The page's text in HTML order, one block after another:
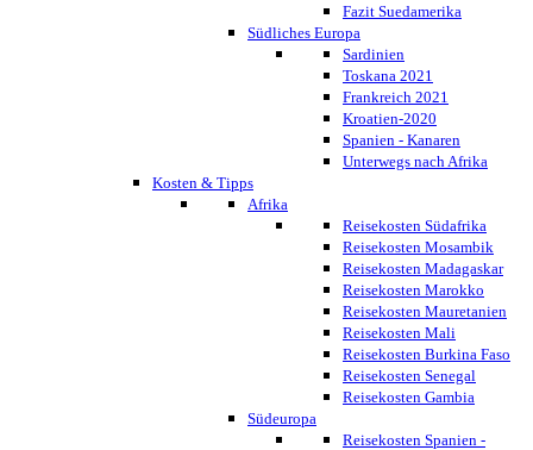
Fazit Suedamerika
Südliches Europa
Sardinien
Toskana 2021
Frankreich 2021
Kroatien-2020
Spanien - Kanaren
Unterwegs nach Afrika
Kosten & Tipps
Afrika
Reisekosten Südafrika
Reisekosten Mosambik
Reisekosten Madagaskar
Reisekosten Marokko
Reisekosten Mauretanien
Reisekosten Mali
Reisekosten Burkina Faso
Reisekosten Senegal
Reisekosten Gambia
Südeuropa
Reisekosten Spanien -